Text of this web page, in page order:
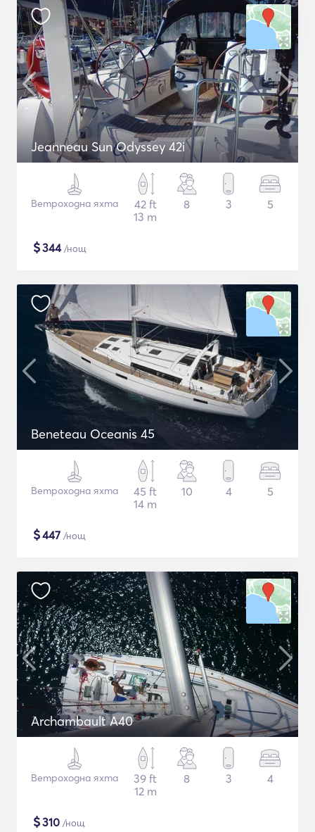
Jeanneau Sun Odyssey 42i
Ветроходна яхта
42 ft
13 m
8 3 5
$344/нощ
Beneteau Oceanis 45
Ветроходна яхта
45 ft
14 m
10 4 5
$447 /нощ
Archambault A40
Ветроходна яхта
39 ft
12 m
8 3 4
$310 /нощ